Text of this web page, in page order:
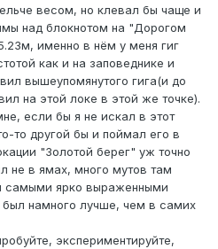
весом, но клевал бы чаще и
над блокнотом на "Дорогом
именно в нём у меня гиг
как и на заповеднике и
вышеупомянутого гига(и до
на этой локе в этой же точке).
если бы я не искал в этот
то другой бы и поймал его в
"Золотой берег" уж точно
не в ямах, много мутов там
самыми ярко выраженными
намного лучше, чем в самих
экспериментируйте,